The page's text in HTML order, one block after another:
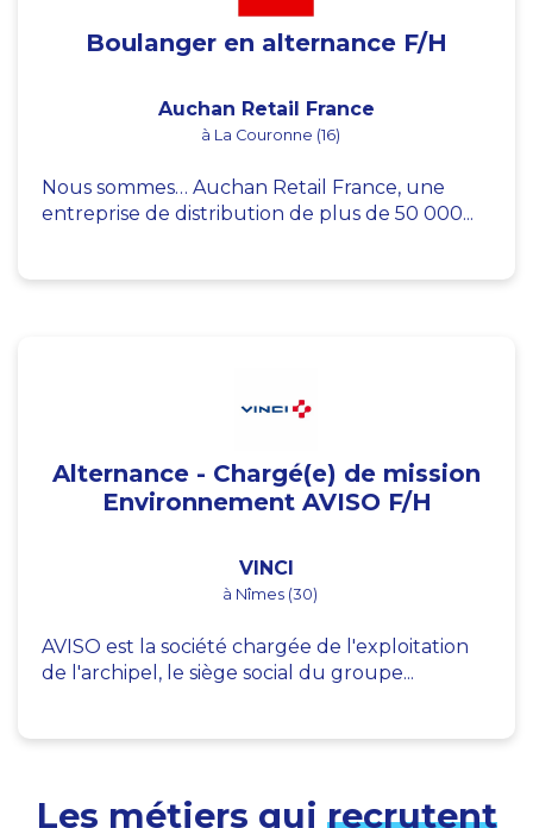
Boulanger en alternance F/H
Auchan Retail France
à La Couronne (16)
Nous sommes… Auchan Retail France, une
entreprise de distribution de plus de 50 000...
Alternance - Chargé(e) de mission
Environnement AVISO F/H
VINCI
à Nîmes (30)
AVISO est la société chargée de l'exploitation
de l'archipel, le siège social du groupe...
Les métiers qui recrutent